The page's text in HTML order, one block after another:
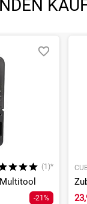
(1)*
-21%